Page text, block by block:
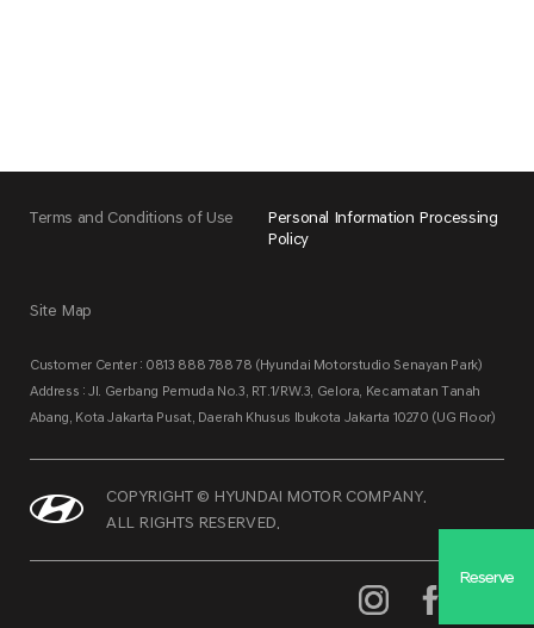
Reserve
Terms and Conditions of Use
Personal Information Processing
Policy
Site Map
Customer Center : 0813 888 788 78 (Hyundai Motorstudio Senayan Park)
Address : Jl. Gerbang Pemuda No.3, RT.1/RW.3, Gelora, Kecamatan Tanah
Abang, Kota Jakarta Pusat, Daerah Khusus Ibukota Jakarta 10270 (UG Floor)
COPYRIGHT © HYUNDAI MOTOR COMPANY.
ALL RIGHTS RESERVED.